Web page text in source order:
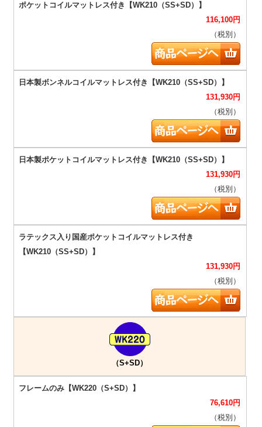
116,100円
（税別）
131,930円
（税別）
131,930円
（税別）
131,930円
（税別）
（S+SD）
76,610円
（税別）